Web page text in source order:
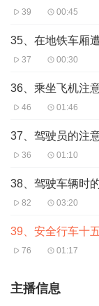
39 00:45
35、在地铁车厢
37 00:30
36、乘坐飞机注
46 01:46
37、驾驶员的注
36 01:10
38、驾驶车辆时
82 03:20
39、安全行车十
76 01:17
主播信息